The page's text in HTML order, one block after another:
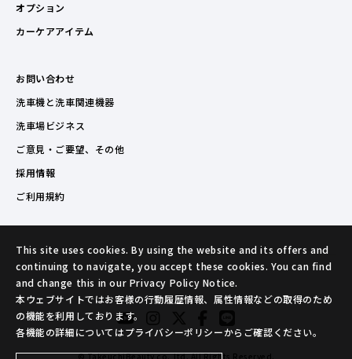
オプション
カーケアアイテム
お問い合わせ
洗車機と洗車関連機器
洗車場ビジネス
ご意見・ご要望、その他
採用情報
ご利用規約
© TakeuchiBeauty co.,ltd. All Rights Reserved.
This site uses cookies. By using the website and its offers and
continuing to navigate, you accept these cookies. You can find
and change this in our Privacy Policy Notice.
本ウェブサイトではお客様の行動履歴情報、属性情報などの取得のため
の機能を利用しております。
各機能の詳細についてはプライバシーポリシーからご確認ください。